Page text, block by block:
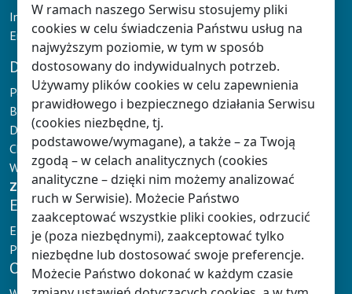
Infolinia: tel. 61 626 90 90
Email:doradcy@klett.pl
DLA NAUCZYCIELA
Panel Nauczyciela
Baza wiedzy
Dokumentacja Nauczyciela
Chmura Klett
Wydarzenia
Zalogujlubzarejestruj się
E-NAUCZANIE
E-podręczniki Klett
Platformy e-learningowe
OFERTA
W ramach naszego Serwisu stosujemy pliki
cookies w celu świadczenia Państwu usług na
najwyższym poziomie, w tym w sposób
dostosowany do indywidualnych potrzeb.
Używamy plików cookies w celu zapewnienia
prawidłowego i bezpiecznego działania Serwisu
(cookies niezbędne, tj.
podstawowe/wymagane), a także – za Twoją
zgodą – w celach analitycznych (cookies
analityczne – dzięki nim możemy analizować
ruch w Serwisie). Możecie Państwo
zaakceptować wszystkie pliki cookies, odrzucić
je (poza niezbędnymi), zaakceptować tylko
niezbędne lub dostosować swoje preferencje.
Możecie Państwo dokonać w każdym czasie